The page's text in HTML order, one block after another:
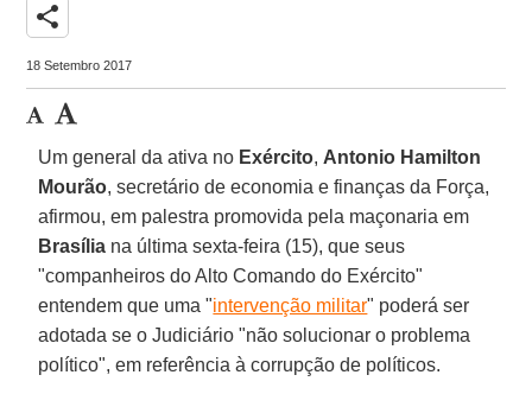
share
18 Setembro 2017
Um general da ativa no Exército, Antonio Hamilton
Mourão, secretário de economia e finanças da Força,
afirmou, em palestra promovida pela maçonaria em
Brasília na última sexta-feira (15), que seus
"companheiros do Alto Comando do Exército"
entendem que uma "intervenção militar" poderá ser
adotada se o Judiciário "não solucionar o problema
político", em referência à corrupção de políticos.